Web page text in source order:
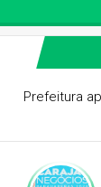
Alagoinhas